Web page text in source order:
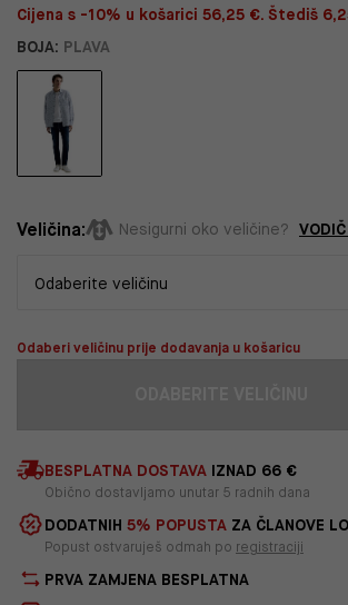
Cijena s -10% u košarici 56,25 €. Štediš
BOJA: PLAVA
Veličina: Nesigurni oko veličine?
Odaberi veličinu prije dodavanja u košaricu
BESPLATNA DOSTAVA IZNAD 66 €
Obično dostavljamo unutar 5 radnih dana
DODATNIH 5% POPUSTA ZA ČLANOVE
Popust ostvaruješ odmah po registraciji
PRVA ZAMJENA BESPLATNA